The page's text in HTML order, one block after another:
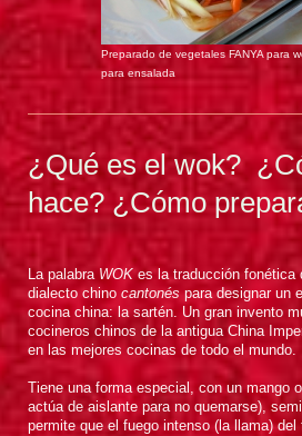
Preparado de vegetales FANYA para
para ensalada
¿Qué es el wok?
hace? ¿Cómo
La palabra WOK es la traducción fonética
dialecto chino cantonés para designar un
cocina china: la sartén. Un gran invento
cocineros chinos de la antigua China
en las mejores cocinas de todo el mundo.
Tiene una forma especial, con un mango
actúa de aislante para no quemarse),
permite que el fuego intenso (la llama) del